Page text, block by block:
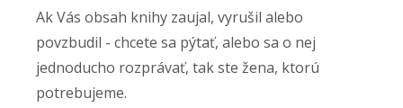
Ak Vás obsah knihy zaujal, vyrušil alebo
povzbudil - chcete sa pýtať, alebo sa o nej
jednoducho rozprávať, tak ste žena, ktorú
potrebujeme.